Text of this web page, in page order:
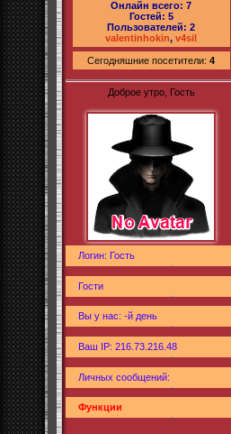
Онлайн всего: 7
Гостей: 5
Пользователей: 2
valentinhokin, v4sil
Сегодняшние посетители: 4
Доброе утро, Гость
Логин: Гость
Гости
Вы у нас: -й день
Ваш IP: 216.73.216.48
Личных сообщений:
Функции